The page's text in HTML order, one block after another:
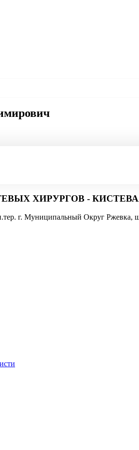
ХИРУРГОВ -
г. Муниципальный Округ